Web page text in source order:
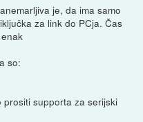
je, da ima samo
za link do PCja. Čas
so:
supporta za serijski